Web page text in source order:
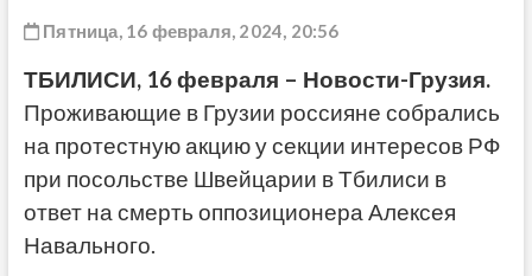
Пятница, 16 февраля, 2024, 20:56
ТБИЛИСИ, 16 февраля – Новости-Грузия.
Проживающие в Грузии россияне собрались
на протестную акцию у секции интересов РФ
при посольстве Швейцарии в Тбилиси в
ответ на смерть оппозиционера Алексея
Навального.